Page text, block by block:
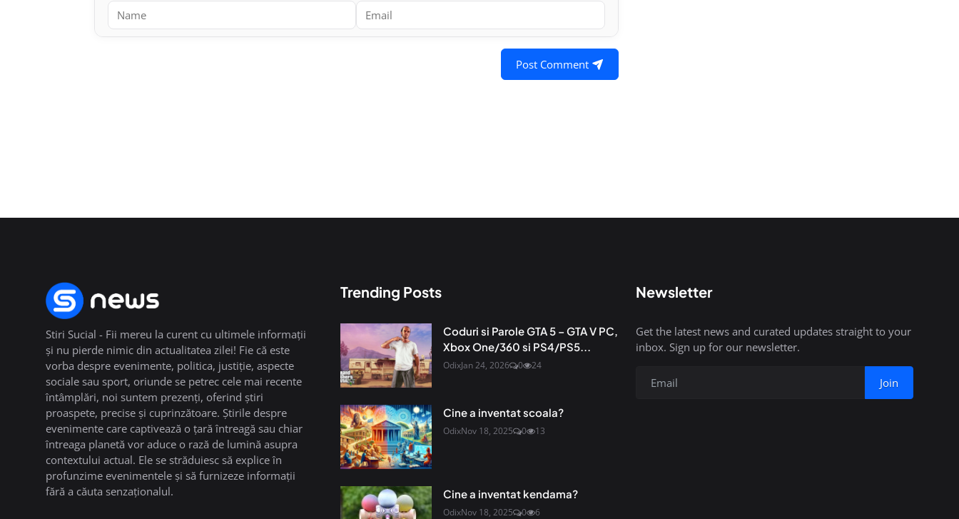
Post Comment
Stiri Sucial - Fii mereu la curent cu ultimele informații
și nu pierde nimic din actualitatea zilei! Fie că este
vorba despre evenimente, politica, justiție, aspecte
sociale sau sport, oriunde se petrec cele mai recente
întâmplări, noi suntem prezenți, oferind știri
proaspete, precise și cuprinzătoare. Știrile despre
evenimente care captivează o țară întreagă sau chiar
întreaga planetă vor aduce o rază de lumină asupra
contextului actual. Ele se străduiesc să explice în
profunzime evenimentele și să furnizeze informații
fără a căuta senzaționalul.
Trending Posts
Coduri si Parole GTA 5 – GTA V PC,
Xbox One/360 si PS4/PS5...
OdixJan 24, 2026 0 24
Cine a inventat scoala?
OdixNov 18, 2025 0 13
Cine a inventat kendama?
OdixNov 18, 2025 0 6
Newsletter
Get the latest news and curated updates straight to your
inbox. Sign up for our newsletter.
Join